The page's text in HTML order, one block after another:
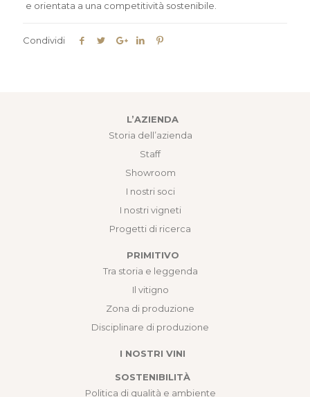
e orientata a una competitività sostenibile.
Condividi
L’AZIENDA
Storia dell’azienda
Staff
Showroom
I nostri soci
I nostri vigneti
Progetti di ricerca
PRIMITIVO
Tra storia e leggenda
Il vitigno
Zona di produzione
Disciplinare di produzione
I NOSTRI VINI
SOSTENIBILITÀ
Politica di qualità e ambiente